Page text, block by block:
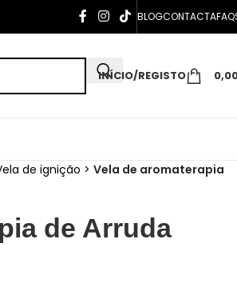
BLOGCONTACTA
INÍCIO/REGISTO
de ignição > Vela de aromaterapia
de Arruda